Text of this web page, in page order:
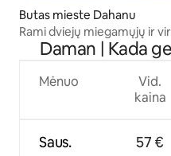
Butas mieste Dahanu
Rami dviejų miegamųjų ir
širdyjeDaman | Kada
Mėnuo
Saus.
Vid.
kaina
57 €